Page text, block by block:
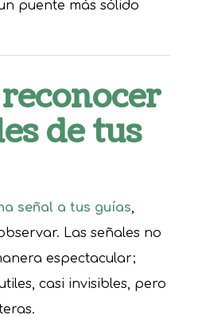
puente más sólido
de tus
señal a tus guías,
Las señales no
espectacular;
casi invisibles, pero